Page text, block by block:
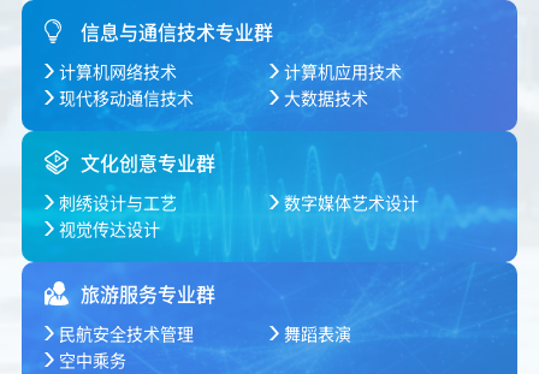
信息与通信技术专业群
计算机网络技术
计算机应用技术
现代移动通信技术
大数据技术
文化创意专业群
刺绣设计与工艺
数字媒体艺术设计
视觉传达设计
旅游服务专业群
民航安全技术管理
舞蹈表演
空中乘务